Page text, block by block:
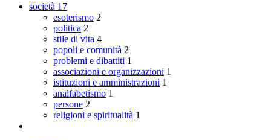
società 17
esoterismo 2
politica 2
stile di vita 4
popoli e comunità 2
problemi e dibattiti 1
associazioni e organizzazioni 1
istituzioni e amministrazioni 1
analfabetismo 1
persone 2
religioni e spiritualità 1